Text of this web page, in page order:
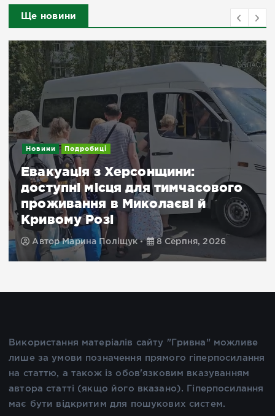
Ще новини
Новини Подробиці
Евакуація з Херсонщини:
доступні місця для тимчасового
проживання в Миколаєві й
Кривому Розі
АвторМарина Поліщук 8 Серпня, 2026
Використання матеріалів сайту "Гривна" можливе
лише за умови позначення прямого гіперпосилання
на статтю, а також із обов'язковим вказуванням
автора статті (якщо його вказано). Гіперпосилання
має бути відкритим для пошукових систем.